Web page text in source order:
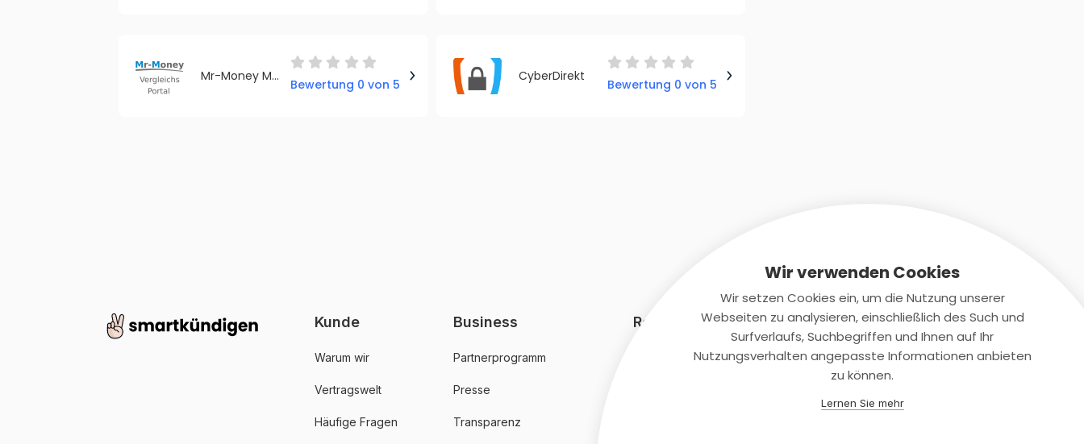
Mr-Money Makler-Bund GmbH
Bewertung 0 von 5
CyberDirekt
Bewertung 0 von 5
Kunde
Warum wir
Vertragswelt
Häufige Fragen
Business
Partnerprogramm
Presse
Transparenz
Rechtliches Kontaktiere uns
+(49)2131/708-4280
Wir verwenden Cookies
Wir setzen Cookies ein, um die Nutzung unserer
Webseiten zu analysieren, einschließlich des Such und
Surfverlaufs, Suchbegriffen und Ihnen auf Ihr
Nutzungsverhalten angepasste Informationen anbieten
zu können.
Lernen Sie mehr